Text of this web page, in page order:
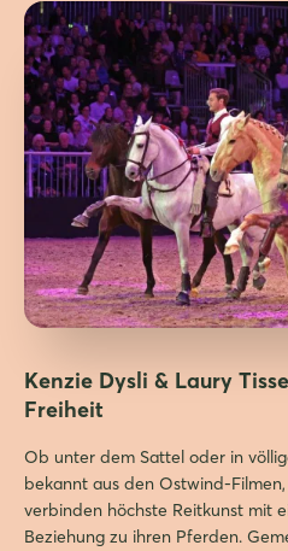
Kenzie Dysli & Laury
Freiheit
Ob unter dem Sattel oder in
bekannt aus den Ostwind-
verbinden höchste Reitkunst mit
Beziehung zu ihren Pferden.